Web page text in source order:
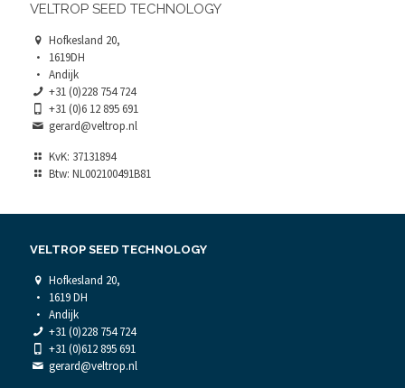
VELTROP SEED TECHNOLOGY
Hofkesland 20,
1619DH
Andijk
+31 (0)228 754 724
+31 (0)6 12 895 691
gerard@veltrop.nl
KvK: 37131894
Btw: NL002100491B81
VELTROP SEED TECHNOLOGY
Hofkesland 20,
1619 DH
Andijk
+31 (0)228 754 724
+31 (0)612 895 691
gerard@veltrop.nl